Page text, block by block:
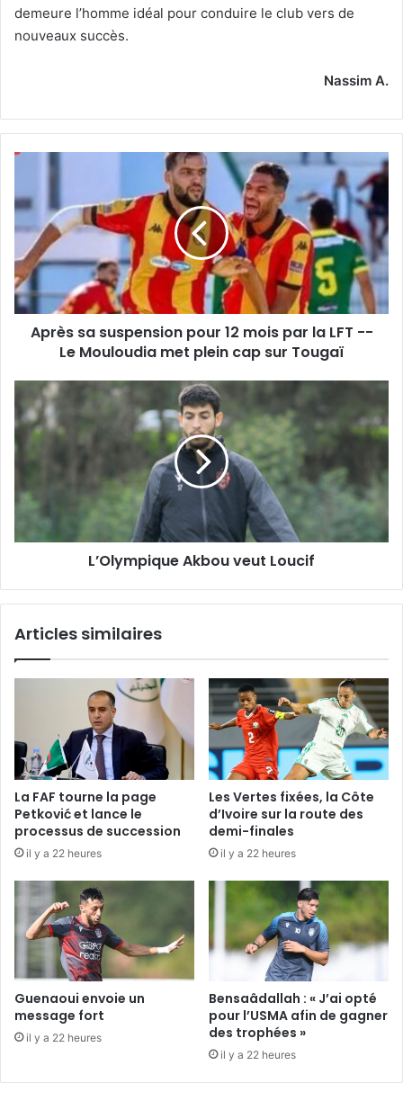
demeure l’homme idéal pour conduire le club vers de
nouveaux succès.
Nassim A.
Après
suspension
pour
12
mois
par
la
LFT
Mouloudia
met
plein
cap
sur
Après sa suspension pour 12 mois par la LFT --
Le Mouloudia met plein cap sur Tougaï
L’Olympique
Akbou
veut
Loucif
L’Olympique Akbou veut Loucif
Articles similaires
La FAF tourne la page
Petković et lance le
processus de succession
il y a 22 heures
Les Vertes fixées, la Côte
d’Ivoire sur la route des
demi-finales
il y a 22 heures
Guenaoui envoie un
message fort
il y a 22 heures
Bensaâdallah : « J’ai opté
pour l’USMA afin de gagner
des trophées »
il y a 22 heures